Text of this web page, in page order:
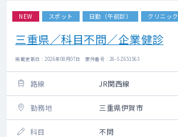
NEW スポット 日勤（午前診） クリニック
三重県／科目不問／企業健診
掲載更新日 : 2026年08月07日 案件番号 : 26-SZ651563
路線 JR関西線
勤務地 三重県伊賀市
科目 不問